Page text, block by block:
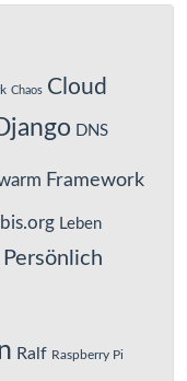
Chaos Cloud
DNS
Framework
Leben
Persönlich
Ralf Raspberry Pi